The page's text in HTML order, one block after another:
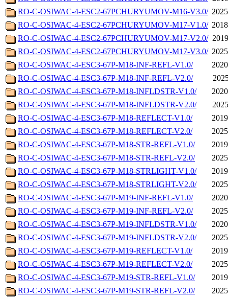
RO-C-OSIWAC-4-ESC2-67PCHURYUMOV-M16-V3.0/
RO-C-OSIWAC-4-ESC2-67PCHURYUMOV-M17-V1.0/
RO-C-OSIWAC-4-ESC2-67PCHURYUMOV-M17-V2.0/
RO-C-OSIWAC-4-ESC2-67PCHURYUMOV-M17-V3.0/
RO-C-OSIWAC-4-ESC3-67P-M18-INF-REFL-V1.0/
RO-C-OSIWAC-4-ESC3-67P-M18-INF-REFL-V2.0/
RO-C-OSIWAC-4-ESC3-67P-M18-INFLDSTR-V1.0/
RO-C-OSIWAC-4-ESC3-67P-M18-INFLDSTR-V2.0/
RO-C-OSIWAC-4-ESC3-67P-M18-REFLECT-V1.0/
RO-C-OSIWAC-4-ESC3-67P-M18-REFLECT-V2.0/
RO-C-OSIWAC-4-ESC3-67P-M18-STR-REFL-V1.0/
RO-C-OSIWAC-4-ESC3-67P-M18-STR-REFL-V2.0/
RO-C-OSIWAC-4-ESC3-67P-M18-STRLIGHT-V1.0/
RO-C-OSIWAC-4-ESC3-67P-M18-STRLIGHT-V2.0/
RO-C-OSIWAC-4-ESC3-67P-M19-INF-REFL-V1.0/
RO-C-OSIWAC-4-ESC3-67P-M19-INF-REFL-V2.0/
RO-C-OSIWAC-4-ESC3-67P-M19-INFLDSTR-V1.0/
RO-C-OSIWAC-4-ESC3-67P-M19-INFLDSTR-V2.0/
RO-C-OSIWAC-4-ESC3-67P-M19-REFLECT-V1.0/
RO-C-OSIWAC-4-ESC3-67P-M19-REFLECT-V2.0/
RO-C-OSIWAC-4-ESC3-67P-M19-STR-REFL-V1.0/
RO-C-OSIWAC-4-ESC3-67P-M19-STR-REFL-V2.0/